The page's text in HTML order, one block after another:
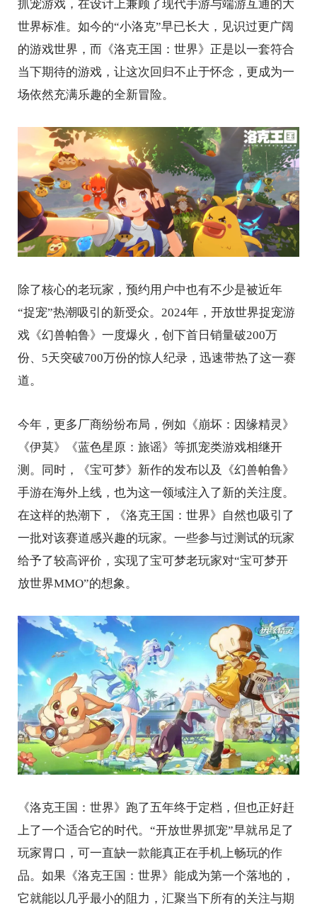
抓宠游戏，在设计上兼顾了现代手游与端游互通的大
世界标准。如今的“小洛克”早已长大，见识过更广阔
的游戏世界，而《洛克王国：世界》正是以一套符合
当下期待的游戏，让这次回归不止于怀念，更成为一
场依然充满乐趣的全新冒险。
除了核心的老玩家，预约用户中也有不少是被近年
“捉宠”热潮吸引的新受众。2024年，开放世界捉宠游
戏《幻兽帕鲁》一度爆火，创下首日销量破200万
份、5天突破700万份的惊人纪录，迅速带热了这一赛
道。
今年，更多厂商纷纷布局，例如《崩坏：因缘精灵》
《伊莫》《蓝色星原：旅谣》等抓宠类游戏相继开
测。同时，《宝可梦》新作的发布以及《幻兽帕鲁》
手游在海外上线，也为这一领域注入了新的关注度。
在这样的热潮下，《洛克王国：世界》自然也吸引了
一批对该赛道感兴趣的玩家。一些参与过测试的玩家
给予了较高评价，实现了宝可梦老玩家对“宝可梦开
放世界MMO”的想象。
《洛克王国：世界》跑了五年终于定档，但也正好赶
上了一个适合它的时代。“开放世界抓宠”早就吊足了
玩家胃口，可一直缺一款能真正在手机上畅玩的作
品。如果《洛克王国：世界》能成为第一个落地的，
它就能以几乎最小的阻力，汇聚当下所有的关注与期